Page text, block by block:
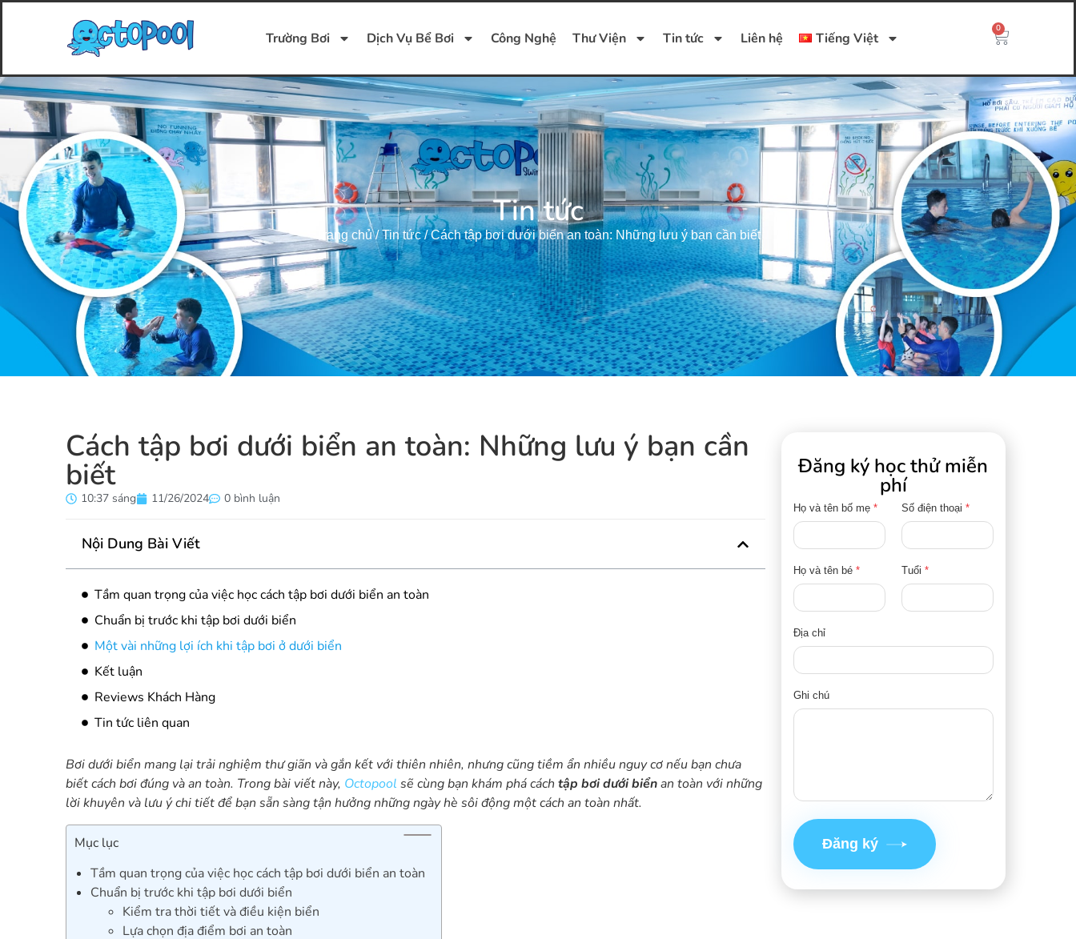
Trường Bơi Dịch Vụ Bể Bơi Công Nghệ Thư Viện Tin tức Liên hệ Tiếng Việt
0
Tin tức
Trang chủ/Tin tức/Cách tập bơi dưới biển an toàn: Những lưu ý bạn cần biết
Cách tập bơi dưới biển an toàn: Những lưu ý bạn cần
biết
10:37 sáng 11/26/2024 0 bình luận
Nội Dung Bài Viết
Tầm quan trọng của việc học cách tập bơi dưới biển an toàn
Chuẩn bị trước khi tập bơi dưới biển
Một vài những lợi ích khi tập bơi ở dưới biển
Kết luận
Reviews Khách Hàng
Tin tức liên quan
Bơi dưới biển mang lại trải nghiệm thư giãn và gắn kết với thiên nhiên, nhưng cũng tiềm ẩn nhiều nguy cơ nếu bạn chưa
biết cách bơi đúng và an toàn. Trong bài viết này, Octopool sẽ cùng bạn khám phá cách tập bơi dưới biểnan toàn với những
lời khuyên và lưu ý chi tiết để bạn sẵn sàng tận hưởng những ngày hè sôi động một cách an toàn nhất.
Mục lục
Tầm quan trọng của việc học cách tập bơi dưới biển an toàn
Chuẩn bị trước khi tập bơi dưới biển
Kiểm tra thời tiết và điều kiện biển
Lựa chọn địa điểm bơi an toàn
Đăng ký học thử miễn
phí
Họ và tên bố mẹ * Số điện thoại *
Họ và tên bé * Tuổi *
Địa chỉ
Ghi chú
Đăng ký